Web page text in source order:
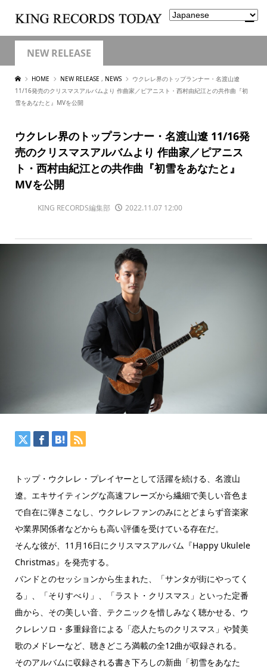
NEW RELEASE
HOME NEW RELEASE , NEWS
ウクレレ界のトップランナー・名渡山遼
11/16発売のクリスマスアルバムより 作曲家／ピアニスト・西村由紀江との共作曲『初
雪をあなたと』MVを公開
ウクレレ界のトップランナー・名渡山遼 11/16発
売のクリスマスアルバムより 作曲家／ピアニス
ト・西村由紀江との共作曲『初雪をあなたと』
MVを公開
KING RECORDS編集部 2022.11.07 12:00
トップ・ウクレレ・プレイヤーとして活躍を続ける、名渡山
遼。エキサイティングな高速フレーズから繊細で美しい音色ま
で自在に弾きこなし、ウクレレファンのみにとどまらず音楽家
や業界関係者などからも高い評価を受けている存在だ。
そんな彼が、11月16日にクリスマスアルバム『Happy Ukulele
Christmas』を発売する。
バンドとのセッションから生まれた、「サンタが街にやってく
る」、「そりすべり」、「ラスト・クリスマス」といった定番
曲から、その美しい音、テクニックを惜しみなく聴かせる、ウ
クレレソロ・多重録音による「恋人たちのクリスマス」や賛美
歌のメドレーなど、聴きどころ満載の全12曲が収録される。
そのアルバムに収録される書き下ろしの新曲「初雪をあなた